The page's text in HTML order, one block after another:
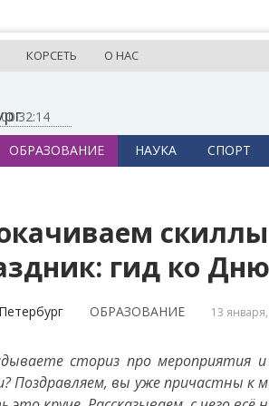
КОРСЕТЬ О НАС
00:32:14
ОБРАЗОВАНИЕ НАУКА СПОРТ
гид ко
ОБРАЗОВАНИЕ 13
сториз про мероприятия
Поздравляем, вы уже причастны к